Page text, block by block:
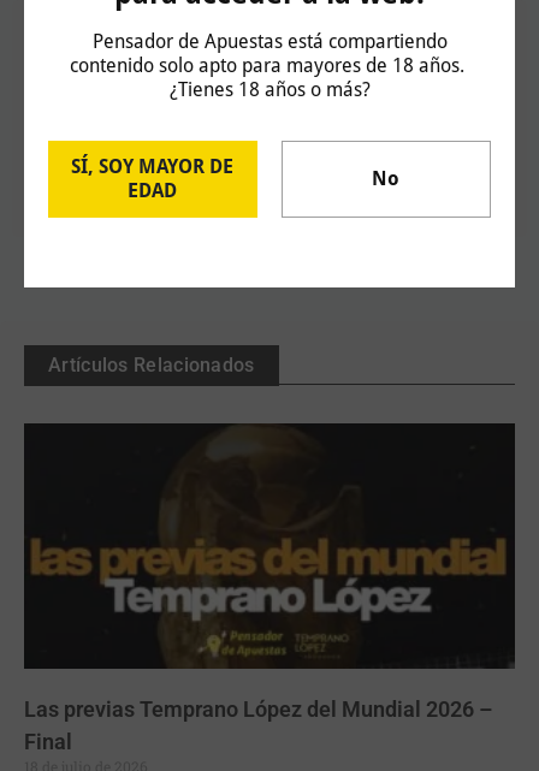
Pensador de Apuestas está compartiendo
contenido solo apto para mayores de 18 años.
¿Tienes 18 años o más?
SÍ, SOY MAYOR DE
EDAD
No
Equipo del Pensador
Artículos Relacionados
Las previas Temprano López del Mundial 2026 –
Final